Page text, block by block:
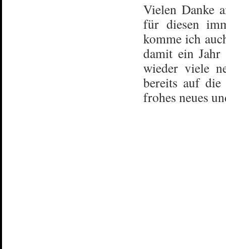
Vielen Danke
für diesen
komme ich
damit ein
wieder viele
bereits auf die
frohes neues